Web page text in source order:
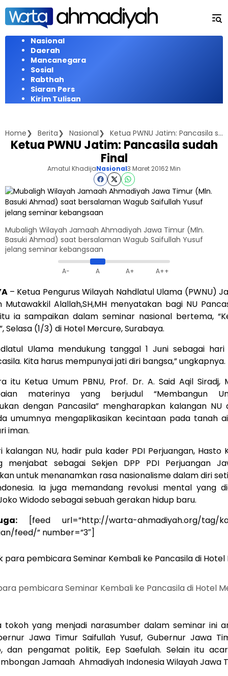
Langsung
konten
Nasional
Daerah
Mancanegara
Sosial
Rabthah
Siaran Pers
Kirim Tulisan
Home Berita Nasional Ketua PWNU Jatim: Pancasila sudah Final
Ketua PWNU Jatim: Pancasila sudah
Final
Amatul KhadijaNasional3 Maret 20162 Min
Mubaligh Wilayah Jamaah Ahmadiyah Jawa Timur (Mln.
Basuki Ahmad) saat bersalaman Wagub Saifullah Yusuf
jelang seminar kebangsaan
A- A A+ A++
– Ketua Pengurus Wilayah Nahdlatul Ulama (PWNU)
Mutawakkil Alallah,SH,MH menyatakan bagi NU
ia sampaikan dalam seminar nasional bertema,
Selasa (1/3) di Hotel Mercure, Surabaya.
Ulama mendukung tanggal 1 Juni sebagai
Kita harus mempunyai jati diri bangsa,” ungkapnya.
itu Ketua Umum PBNU, Prof. Dr. A. Said Aqil Siradj,
materinya yang berjudul “Membangun
dengan Pancasila” mengharapkan kalangan
umumnya mengaplikasikan kecintaan pada tanah
iman.
kalangan NU, hadir pula kader PDI Perjuangan, Hasto
menjabat sebagai Sekjen DPP PDI Perjuangan
untuk menanamkan rasa nasionalisme dalam diri
Ia juga memandang revolusi mental yang
Widodo sebagai sebuah gerakan hidup baru.
[feed url=”http://warta-ahmadiyah.org/tag/
feed/” number=”3″]
pembicara Seminar Kembali ke Pancasila di Hotel
tokoh yang menjadi narasumber dalam seminar ini
Jawa Timur Saifullah Yusuf, Gubernur Jawa
dan pengamat politik, Eep Saefulah. Selain itu
Jamaah Ahmadiyah Indonesia Wilayah Jawa